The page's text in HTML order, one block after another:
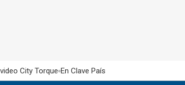
City Torque En Clave País